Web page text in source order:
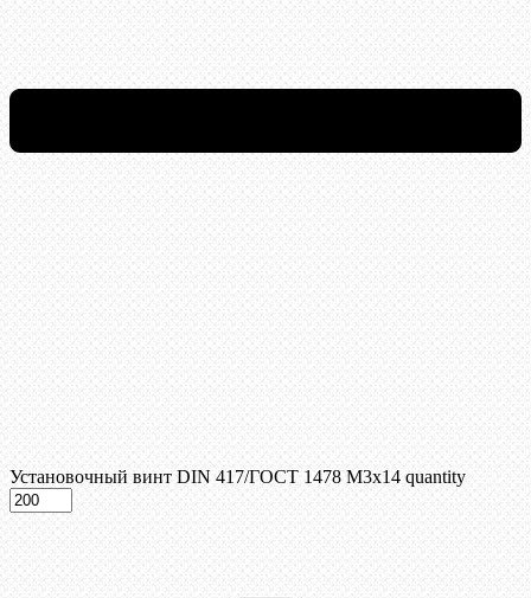
Установочный винт DIN 417/ГОСТ 1478 М3х14 quantity